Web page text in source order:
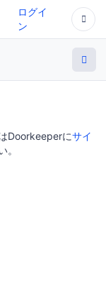
ログイ
ン
Doorkeeperにサイ
。